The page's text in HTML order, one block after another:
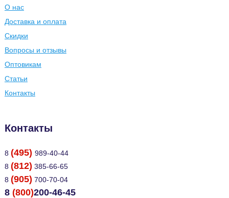
О нас
Доставка и оплата
Скидки
Вопросы и отзывы
Оптовикам
Статьи
Контакты
Контакты
8 (495) 989-40-44
8 (812) 385-66-65
8 (905) 700-70-04
8 (800)200-46-45